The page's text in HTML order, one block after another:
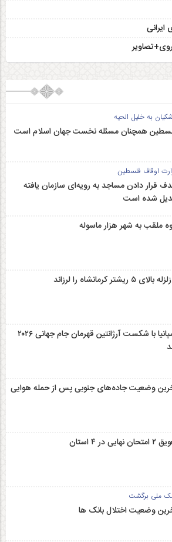
ایرانی
به خلیل الحیه
همچنان مسئله نخست جهان اسلام است
اوقاف فلسطین
قرار دادن مساجد به رویه‌ای سازمان‌ یافته
شده است
ملقب به شهر هزار ماسوله
اسپانیا با شکست آرژانتین قهرمان جام جهانی ۲۰۲۶
وضعیت جاده‌های جنوبی پس از حمله هوایی
نهایی در ۴ استان
ملی برگشت
وضعیت اختلال بانک ها